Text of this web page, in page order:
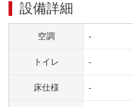
設備詳細
空調 -
トイレ -
床仕様 -